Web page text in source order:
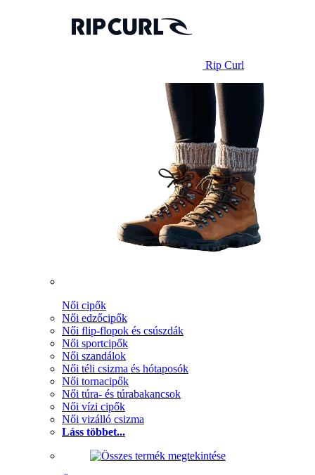
Rip Curl
Női cipők
Női edzőcipők
Női flip-flopok és csúszdák
Női sportcipők
Női szandálok
Női téli csizma és hótaposók
Női tornacipők
Női túra- és túrabakancsok
Női vízi cipők
Női vizálló csizma
Láss többet...